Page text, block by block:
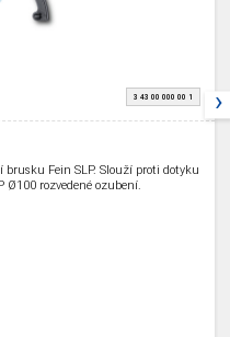
3 43 00 000 00 1
Fein SLP. Slouží proti dotyku
Ø100 rozvedené ozubení.
›